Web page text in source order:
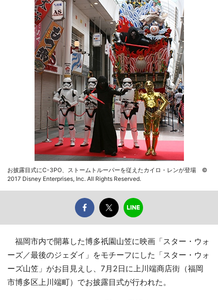
お披露目式にC-3PO、ストームトルーパーを従えたカイロ・レンが登場 ©
2017 Disney Enterprises, Inc. All Rights Reserved.
福岡市内で開幕した博多祇園山笠に映画「スター・ウォ
ーズ／最後のジェダイ」をモチーフにした「スター・ウォ
ーズ山笠」がお目見えし、7月2日に上川端商店街（福岡
市博多区上川端町）でお披露目式が行われた。